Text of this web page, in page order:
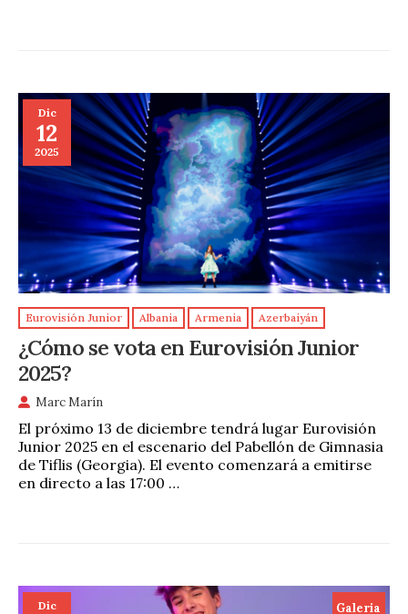
Dic
12
2025
Eurovisión Junior Albania Armenia Azerbaiyán
¿Cómo se vota en Eurovisión Junior
2025?
Marc Marín
El próximo 13 de diciembre tendrá lugar Eurovisión
Junior 2025 en el escenario del Pabellón de Gimnasia
de Tiflis (Georgia). El evento comenzará a emitirse
en directo a las 17:00 …
Dic Galeria